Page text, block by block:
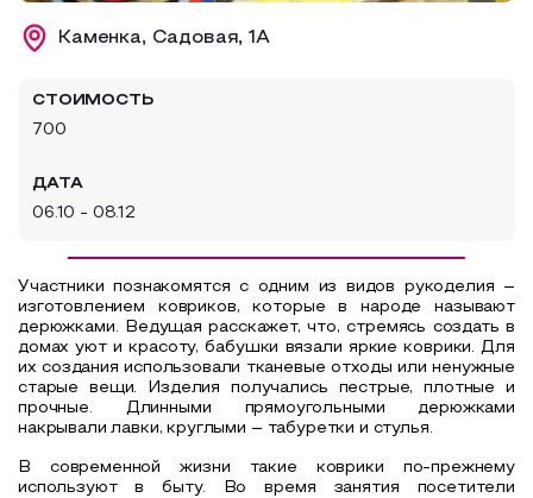
Образовательный туризм
Каменка, Садовая, 1А
СТОИМОСТЬ
700
ДАТА
06.10 - 08.12
Участники познакомятся с одним из видов рукоделия –
изготовлением ковриков, которые в народе называют
дерюжками. Ведущая расскажет, что, стремясь создать в
домах уют и красоту, бабушки вязали яркие коврики. Для
их создания использовали тканевые отходы или ненужные
старые вещи. Изделия получались пестрые, плотные и
прочные. Длинными прямоугольными дерюжками
накрывали лавки, круглыми – табуретки и стулья.
В современной жизни такие коврики по-прежнему
используют в быту. Во время занятия посетители